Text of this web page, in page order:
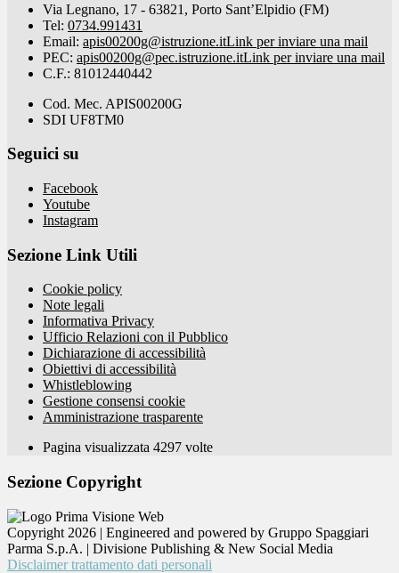
Via Legnano, 17 - 63821, Porto Sant’Elpidio (FM)
Tel: 0734.991431
Email: apis00200g@istruzione.itLink per inviare una mail
PEC: apis00200g@pec.istruzione.itLink per inviare una mail
C.F.: 81012440442
Cod. Mec. APIS00200G
SDI UF8TM0
Seguici su
Facebook
Youtube
Instagram
Sezione Link Utili
Cookie policy
Note legali
Informativa Privacy
Ufficio Relazioni con il Pubblico
Dichiarazione di accessibilità
Obiettivi di accessibilità
Whistleblowing
Gestione consensi cookie
Amministrazione trasparente
Pagina visualizzata 4297 volte
Sezione Copyright
Copyright 2026 | Engineered and powered by Gruppo Spaggiari
Parma S.p.A. | Divisione Publishing & New Social Media
Disclaimer trattamento dati personali